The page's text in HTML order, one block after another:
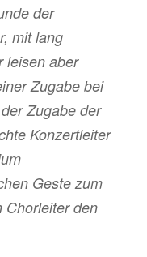
der
mit lang
leisen aber
Zugabe bei
Zugabe der
Konzertleiter
Geste zum
Chorleiter den